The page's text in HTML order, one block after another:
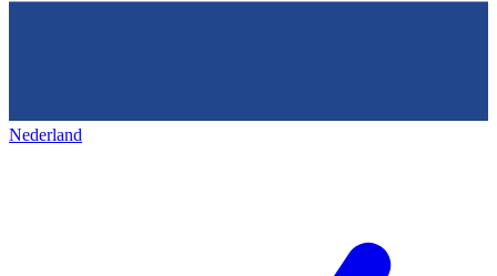
Nederland